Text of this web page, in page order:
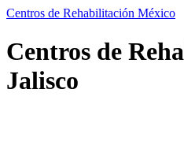
Centros de Rehabilitación México
Centros de
Jalisco